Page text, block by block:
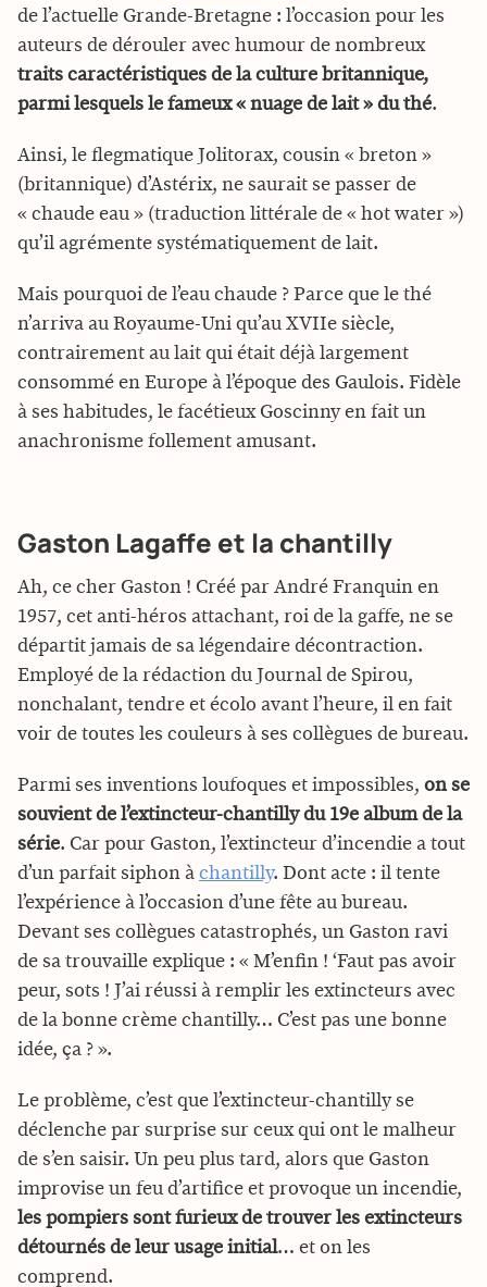
de l’actuelle Grande-Bretagne : l’occasion pour les
auteurs de dérouler avec humour de nombreux
traits caractéristiques de la culture britannique,
parmi lesquels le fameux « nuage de lait » du thé.
Ainsi, le flegmatique Jolitorax, cousin « breton »
(britannique) d’Astérix, ne saurait se passer de
« chaude eau » (traduction littérale de « hot water »)
qu’il agrémente systématiquement de lait.
Mais pourquoi de l’eau chaude ? Parce que le thé
n’arriva au Royaume-Uni qu’au XVIIe siècle,
contrairement au lait qui était déjà largement
consommé en Europe à l’époque des Gaulois. Fidèle
à ses habitudes, le facétieux Goscinny en fait un
anachronisme follement amusant.
Gaston Lagaffe et la chantilly
Ah, ce cher Gaston ! Créé par André Franquin en
1957, cet anti-héros attachant, roi de la gaffe, ne se
départit jamais de sa légendaire décontraction.
Employé de la rédaction du Journal de Spirou,
nonchalant, tendre et écolo avant l’heure, il en fait
voir de toutes les couleurs à ses collègues de bureau.
Parmi ses inventions loufoques et impossibles, on se
souvient de l’extincteur-chantilly du 19e album de la
série. Car pour Gaston, l’extincteur d’incendie a tout
d’un parfait siphon à chantilly. Dont acte : il tente
l’expérience à l’occasion d’une fête au bureau.
Devant ses collègues catastrophés, un Gaston ravi
de sa trouvaille explique : « M’enfin ! ‘Faut pas avoir
peur, sots ! J’ai réussi à remplir les extincteurs avec
de la bonne crème chantilly… C’est pas une bonne
idée, ça ? ».
Le problème, c’est que l’extincteur-chantilly se
déclenche par surprise sur ceux qui ont le malheur
de s’en saisir. Un peu plus tard, alors que Gaston
improvise un feu d’artifice et provoque un incendie,
les pompiers sont furieux de trouver les extincteurs
détournés de leur usage initial… et on les
comprend.